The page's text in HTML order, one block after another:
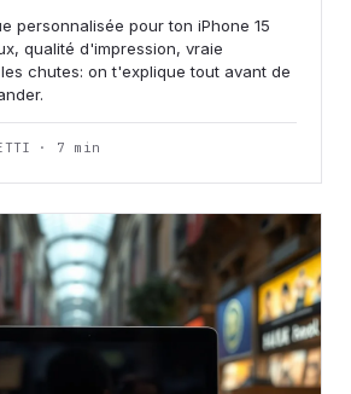
personnalisée pour ton iPhone 15
qualité d'impression, vraie
chutes: on t'explique tout avant de
· 7 min